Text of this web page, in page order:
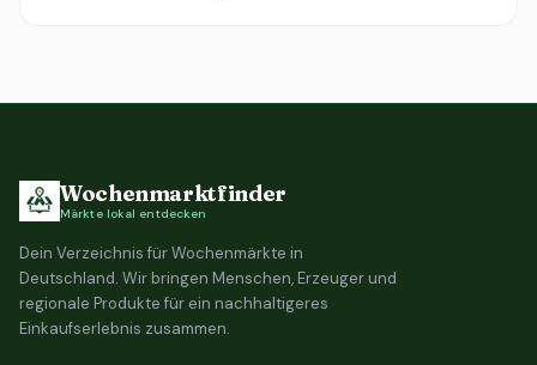
Wochenmarktfinder
Märkte lokal entdecken
Dein Verzeichnis für Wochenmärkte in
Deutschland. Wir bringen Menschen, Erzeuger und
regionale Produkte für ein nachhaltigeres
Einkaufserlebnis zusammen.